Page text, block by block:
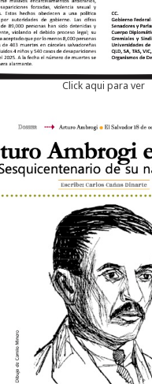
Click aqui para ver